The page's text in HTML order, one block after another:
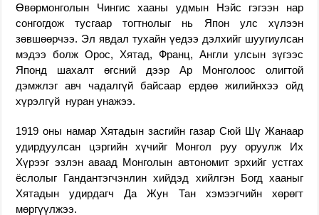
Өвөрмонголын Чингис хааны удмын Нэйс гэгээн нар
сонгогдож тусгаар тогтнолыг нь Япон улс хүлээн
зөвшөөрчээ. Эл явдал тухайн үедээ дэлхийг шуугиулсан
мэдээ болж Орос, Хятад, Франц, Англи улсын зүгээс
Японд шахалт өгсний дээр Ар Монголоос олигтой
дэмжлэг авч чадалгүй байсаар ердөө жилийнхээ ойд
хүрэлгүй нуран унажээ.
1919 оны намар Хятадын засгийн газар Сюй Шү Жанаар
удирдуулсан цэргийн хүчийг Монгол руу оруулж Их
Хүрээг эзлэн аваад Монголын автономит эрхийг устгах
ёслолыг Гандантэгчэнлин хийдэд хийлгэн Богд хааныг
Хятадын удирдагч Да Жун Тан хэмээгчийн хөрөгт
мөргүүлжээ.